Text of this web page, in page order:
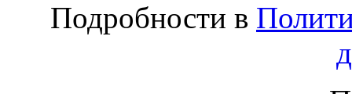
Подробности в